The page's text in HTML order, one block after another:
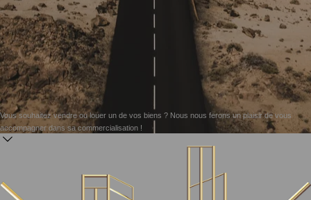
Vous souhaitez vendre ou louer un de vos biens ? Nous nous ferons un plaisir de vous
accompagner dans sa commercialisation !